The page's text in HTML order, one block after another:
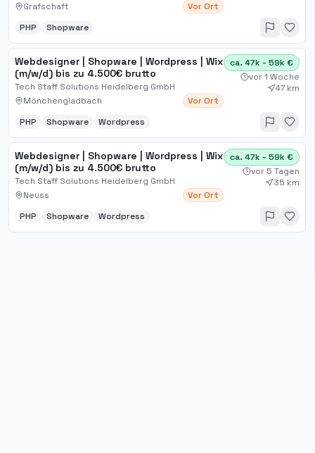
Grafschaft
Vor Ort
PHP Shopware
Webdesigner | Shopware | Wordpress | Wix
(m/w/d) bis zu 4.500€ brutto
Tech Staff Solutions Heidelberg GmbH
Mönchengladbach
Vor Ort
ca. 47k - 59k €
vor 1 Woche
47 km
PHP Shopware Wordpress
Webdesigner | Shopware | Wordpress | Wix
(m/w/d) bis zu 4.500€ brutto
Tech Staff Solutions Heidelberg GmbH
Neuss
Vor Ort
ca. 47k - 59k €
vor 5 Tagen
35 km
PHP Shopware Wordpress